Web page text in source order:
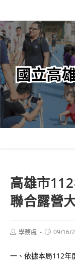
轉
至
主
內
容
高雄市
聯合露營
Post學務處
Post09/16/
一、依據本局112年